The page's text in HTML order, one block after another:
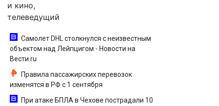
и кино,
телеведущий
Самолет DHL столкнулся с неизвестным
объектом над Лейпцигом - Новости на
Вести.ru
Правила пассажирских перевозок
изменятся в РФ с 1 сентября
При атаке БПЛА в Чехове пострадали 10